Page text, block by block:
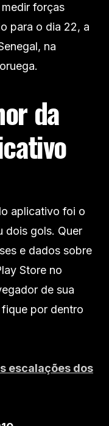
forças
para o dia 22, a
na
da
aplicativo foi o
dois gols. Quer
e dados sobre
Store no
de sua
por dentro
escalações dos